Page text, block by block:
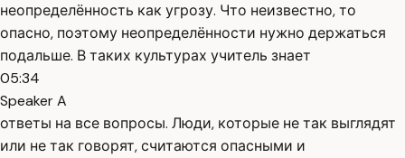
неопределённость как угрозу. Что неизвестно, то
опасно, поэтому неопределённости нужно держаться
подальше. В таких культурах учитель знает
05:34
Speaker A
ответы на все вопросы. Люди, которые не так выглядят
или не так говорят, считаются опасными и